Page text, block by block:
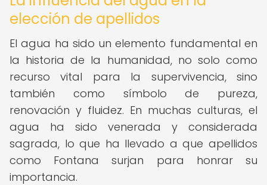
elección de apellidos
El agua ha sido un elemento fundamental en
la historia de la humanidad, no solo como
recurso vital para la supervivencia, sino
también como símbolo de pureza,
renovación y fluidez. En muchas culturas, el
agua ha sido venerada y considerada
sagrada, lo que ha llevado a que apellidos
como Fontana surjan para honrar su
importancia.